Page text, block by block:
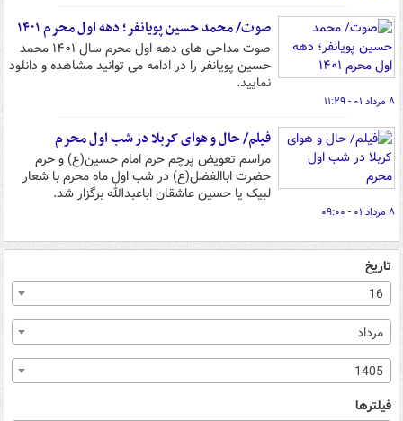
صوت/ محمد حسین پویانفر؛ دهه اول محرم ۱۴۰۱
صوت مداحی های دهه اول محرم سال ۱۴۰۱ محمد
حسین پویانفر را در ادامه می توانید مشاهده و دانلود
نمایید.
۸ مرداد ۰۱ - ۱۱:۲۹
فیلم/ حال و هوای کربلا در شب اول محرم
مراسم تعویض پرچم حرم امام حسین(ع) و حرم
حضرت اباالفضل(ع) در شب اول ماه محرم با شعار
لبیک یا حسین عاشقان اباعبدالله برگزار شد.
۸ مرداد ۰۱ - ۰۹:۰۰
تاریخ
16
مرداد
1405
فیلترها